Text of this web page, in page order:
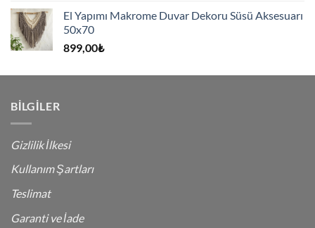
El Yapımı Makrome Duvar Dekoru Süsü Aksesuarı
50x70
899,00₺
BILGILER
Gizlilik İlkesi
Kullanım Şartları
Teslimat
Garanti ve İade